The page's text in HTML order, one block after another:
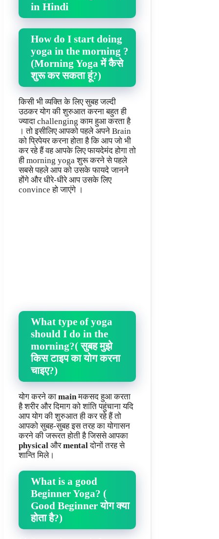
in Hindi
How do I start doing
yoga in the morning ?
(Morning Yoga में कैसे
शुरू कर सकता हूं?)
किसी भी व्यक्ति के लिए सुबह जल्दी
उठकर योग की शुरुआत करना बहुत ही
ज्यादा challenging काम हुआ करता है
। तो इसीलिए आपको पहले अपने Brain
को प्रिपेयर करना होता है कि आप जो भी
कर रहे हैं वह आपके लिए फायदेमंद होगा तो
ही morning yoga शुरू करने से पहले
सबसे पहले आप को उसके फायदे जानने
होंगे और धीरे-धीरे आप उसके लिए
convince हो जाएंगे ।
What type of yoga
should I do in the
morning?( सुबह मुझे
किस टाइप का योग करना
चाइए?)
योग करने का mainमकसद हुआ करता
है शरीर और दिमाग को शांति पहुंचाना यदि
आप योग की शुरुआत ही कर रहे हैं तो
आपको सुबह-सुबह इस तरह का योगासन
करने की जरूरत होती है जिससे आपका
physical औरmentalदोनों तरह से
शान्ति मिले।
What is a good
Beginner Yoga? (
Good Beginner योग क्या
होता है?)